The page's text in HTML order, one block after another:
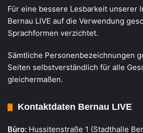
Für eine bessere Lesbarkeit unserer
Bernau LIVE auf die Verwendung
Sprachformen verzichtet.
Sämtliche Personenbezeichnungen
Seiten selbstverständlich für alle
gleichermaßen.
Kontaktdaten Bernau LIVE
Büro: Hussitenstraße 1 (Stadthalle